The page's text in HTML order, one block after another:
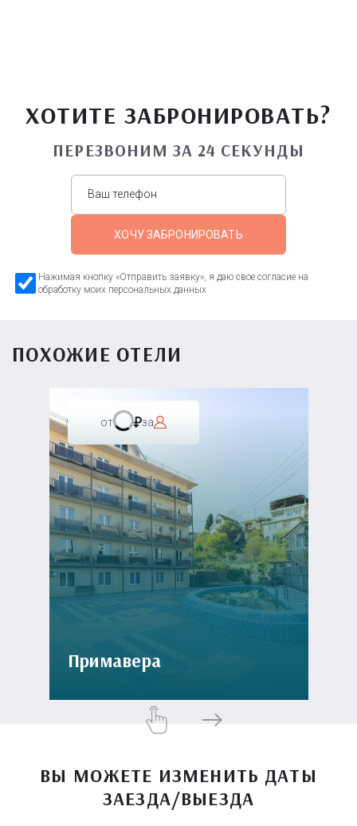
ХОТИТЕ ЗАБРОНИРОВАТЬ?
ПЕРЕЗВОНИМ ЗА 24 СЕКУНДЫ
ХОЧУ ЗАБРОНИРОВАТЬ
Нажимая кнопку «Отправить заявку», я даю свое согласие на
обработку моих персональных данных
ПОХОЖИЕ ОТЕЛИ
от за
Примавера
ВЫ МОЖЕТЕ ИЗМЕНИТЬ ДАТЫ
ЗАЕЗДА/ВЫЕЗДА